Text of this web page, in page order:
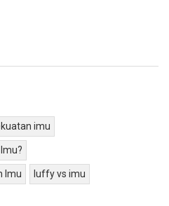
imu
Imu luffy vs imu